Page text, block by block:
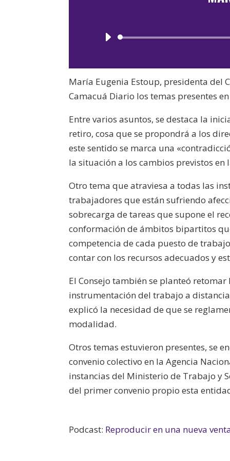
María Eugenia Estoup, presidenta del
Camacuá Diario los temas presentes
Entre varios asuntos, se destaca la
retiro, cosa que se propondrá a los
este sentido se marca una
la situación a los cambios previstos en
Otro tema que atraviesa a todas las
trabajadores que están sufriendo
sobrecarga de tareas que supone el
conformación de ámbitos bipartitos
competencia de cada puesto de
contar con los recursos adecuados y
El Consejo también se planteó
instrumentación del trabajo a
explicó la necesidad de que se
modalidad.
Otros temas estuvieron presentes, se
convenio colectivo en la Agencia
instancias del Ministerio de Trabajo y
del primer convenio propio esta
Podcast: Reproducir en una nueva